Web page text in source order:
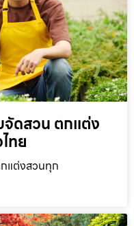
ดสวน ตกแต่ง
ทย
แต่งสวนทุก